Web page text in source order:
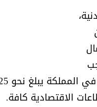
الاقتصادية كافة.